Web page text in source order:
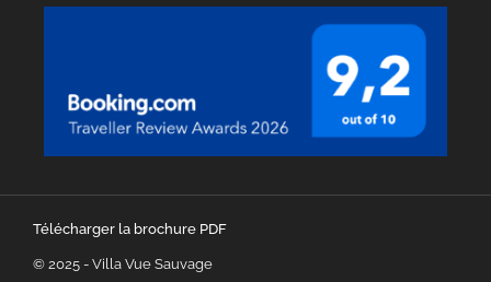
Télécharger la brochure PDF
© 2025 - Villa Vue Sauvage